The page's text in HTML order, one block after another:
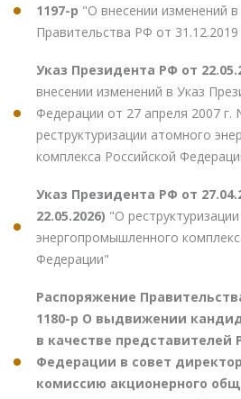
1197-р "О внесении изменений
Правительства РФ от
Указ Президента РФ от
внесении изменений в Указ
Федерации от 27 апреля 2007 г.
реструктуризации атомного
комплекса Российской
Указ Президента РФ от
22.05.2026) "О
энергопромышленного
Федерации"
Распоряжение
1180-р О выдвижении
в качестве представителей
Федерации в совет
комиссию акционерного